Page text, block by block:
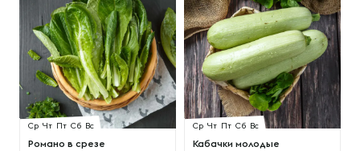
Ср Чт Пт Сб Вс
Романо в срезе
Ср Чт Пт Сб Вс
Кабачки молодые